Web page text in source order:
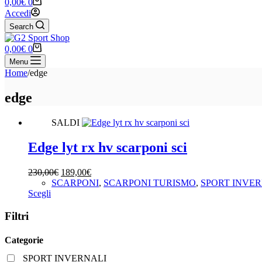
0,00€ 0
Accedi
Search
Carrello
0,00€ 0
Menu
Home/edge
edge
SALDI
Edge lyt rx hv scarponi sci
230,00€ Il
prezzo
189,00€Il
prezzo
SCARPONI, SCARPONI TURISMO, SPORT
Scegli
opzioni
Filtri
Categorie
SPORT INVERNALI